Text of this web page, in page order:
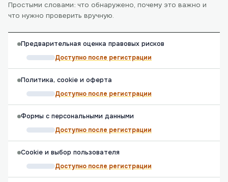
Простыми словами: что обнаружено, почему это важно и
что нужно проверить вручную.
Предварительная оценка правовых рисков
Доступно после регистрации
Политика, cookie и оферта
Доступно после регистрации
Формы с персональными данными
Доступно после регистрации
Cookie и выбор пользователя
Доступно после регистрации